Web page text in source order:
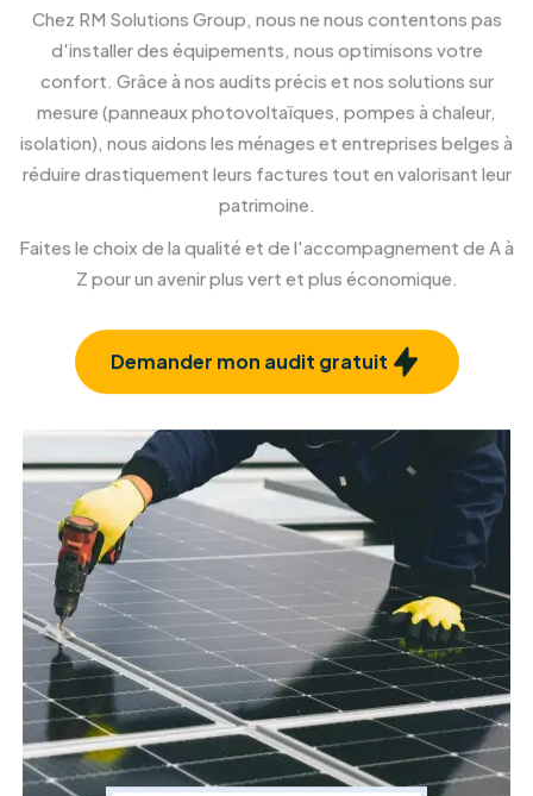
Installation de Pergola et
Véranda
Créez un nouvel espace de vie ouvert sur
l'extérieur.
En savoir plus
Rénovation et isolation façade
Confort et esthétique, à l'intérieur comme à
l'extérieur.
En savoir plus
Rénovation et isolation toiture
Protégez votre habitat et améliorez votre